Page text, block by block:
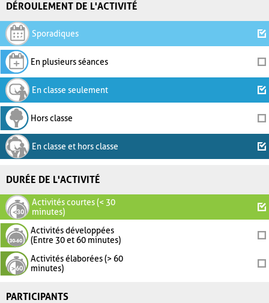
DÉROULEMENT DE L'ACTIVITÉ
Sporadiques
En plusieurs séances
En classe seulement
Hors classe
En classe et hors classe
DURÉE DE L'ACTIVITÉ
Activités courtes (< 30
minutes)
Activités développées
(Entre 30 et 60 minutes)
Activités élaborées (> 60
minutes)
PARTICIPANTS